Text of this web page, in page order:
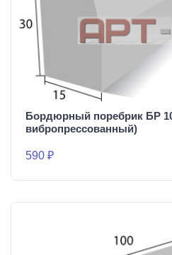
Бордюрный поребрик БР
вибропрессованный)
590 ₽